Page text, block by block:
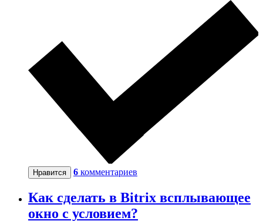
Нравится 6 комментариев
Как сделать в Bitrix всплывающее
окно с условием?